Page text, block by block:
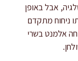
אבל באופן
ניחוח מתקדם
אלמנט בשרי